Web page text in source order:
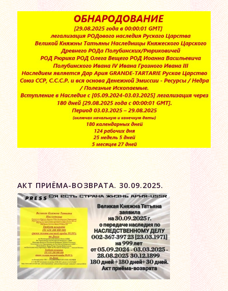
АКТ ПРИЁМА-ВОЗВРАТА. 30.09.2025.